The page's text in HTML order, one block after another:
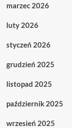
marzec 2026
luty 2026
styczeń 2026
grudzień 2025
listopad 2025
październik 2025
wrzesień 2025